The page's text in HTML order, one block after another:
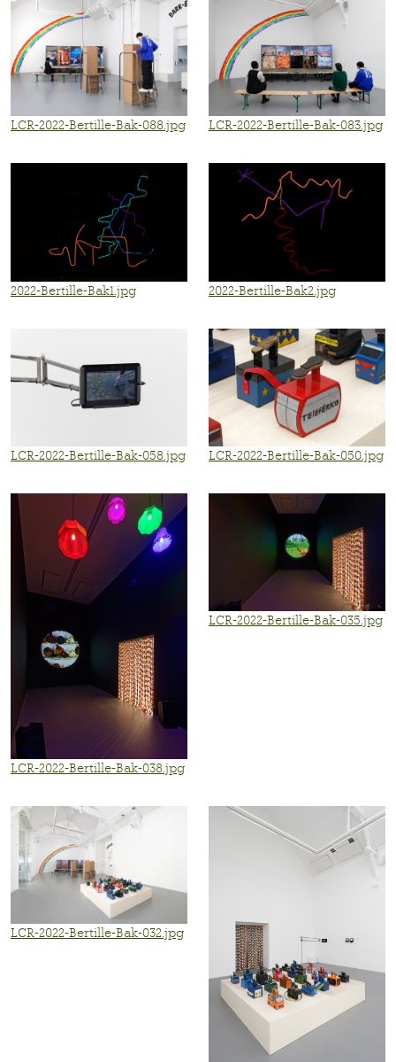
LCR-2022-Bertille-Bak-088.jpg LCR-2022-Bertille-Bak-083.jpg
2022-Bertille-Bak1.jpg 2022-Bertille-Bak2.jpg
LCR-2022-Bertille-Bak-058.jpg LCR-2022-Bertille-Bak-050.jpg
LCR-2022-Bertille-Bak-038.jpg
LCR-2022-Bertille-Bak-035.jpg
LCR-2022-Bertille-Bak-032.jpg